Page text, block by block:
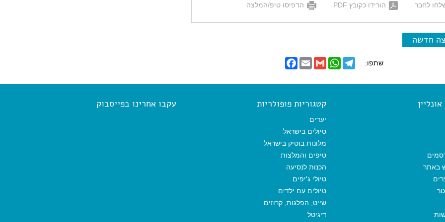
לחבר הורידו כקובץ PDF הדפיסו טיפ/המלצה
חדשה
שתפו:
F
a
e
o
o
E
m
i
G
m
i
W
h
t
T
e
e
באתר
קטגוריות פופולריות
יעדים
טיולים בישראל
מלונות בוטיק בישראל
טיפים והמלצות
הכנות לנסיעה
טיולי ג'יפים
טיולים עם ילדים
שייט, הפלגות, קרוזים
דיגיטל
עקבו אחרינו בפייסבוק